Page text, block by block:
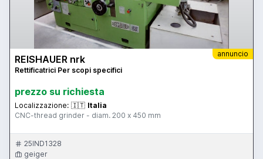
annuncio
REISHAUER nrk
Rettificatrici Per scopi specifici
prezzo su richiesta
Localizzazione: 🇮🇹 Italia
CNC-thread grinder - diam. 200 x 450 mm
25IND1328
geiger